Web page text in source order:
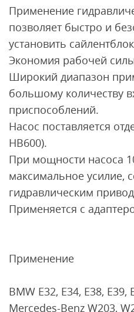
Применение
позволяет быстро и
установить
Экономия рабочей
Широкий диапазон
большому количеству
приспособлений.
Насос поставляется
HB600).
При мощности насоса
максимальное усилие,
гидравлическим
Применяется с
Применение
BMW E32, E34, E38, E39,
Mercedes-Benz W203,